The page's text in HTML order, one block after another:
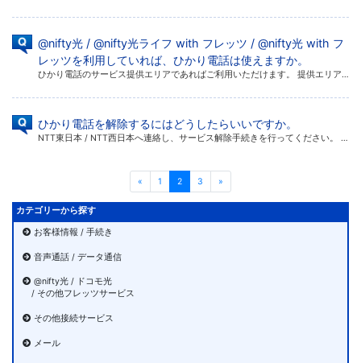
@nifty光 / @nifty光ライフ with フレッツ / @nifty光 with フ
レッツを利用していれば、ひかり電話は使えますか。
ひかり電話のサービス提供エリアであればご利用いただけます。 提供エリアについては、以下お申し込みページを利用してご確認ください。 ひかり電話 提供エリア（NTT東日本） ひかり電話（NTT西日本）
ひかり電話を解除するにはどうしたらいいですか。
NTT東日本 / NTT西日本へ連絡し、サービス解除手続きを行ってください。 NTT東日本 NTT西日本
« 1 2 3 »
カテゴリーから探す
お客様情報 / 手続き
音声通話 / データ通信
@nifty光 / ドコモ光
/ その他フレッツサービス
その他接続サービス
メール